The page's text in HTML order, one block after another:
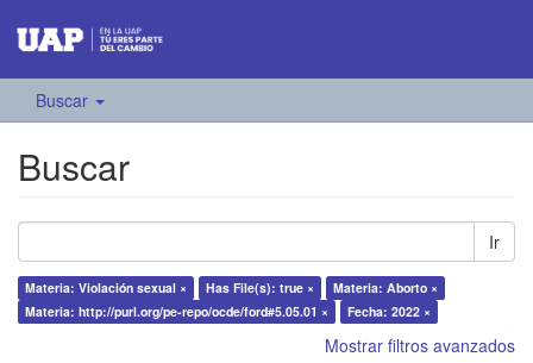
Buscar
Buscar
Ir
Materia: Violación sexual × Has File(s): true ×
Materia: Aborto ×
Materia: http://purl.org/pe-repo/ocde/ford#5.05.01 ×
Fecha: 2022 ×
Mostrar filtros avanzados